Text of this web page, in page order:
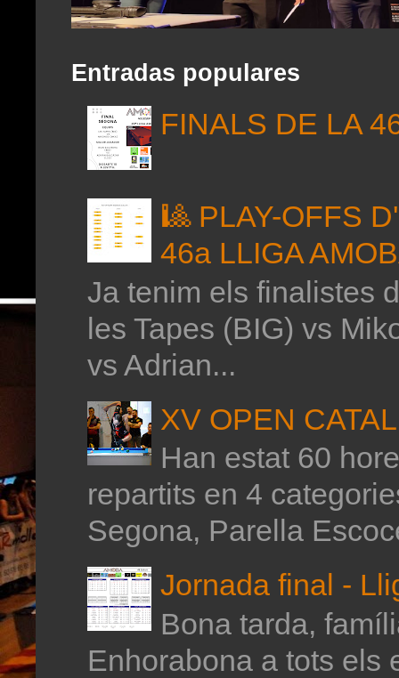
Entradas populares
FINALS DE LA
🎱 PLAY-OFFS
46a LLIGA
Ja tenim els finalistes
les Tapes (BIG) vs
vs Adrian...
XV OPEN
Han estat 60
repartits en 4
Segona, Parella
Jornada final -
Bona tarda,
Enhorabona a tots els